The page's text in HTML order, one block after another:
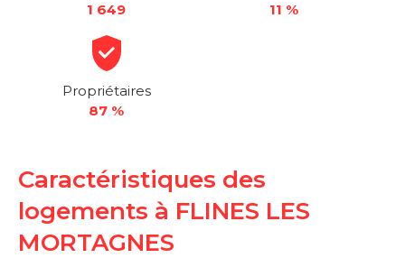
1 649
11 %
Propriétaires
87 %
Caractéristiques des
logements à FLINES LES
MORTAGNES